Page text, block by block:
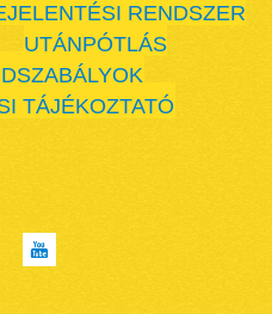
RENDSZER
UTÁNPÓTLÁS
TÁJÉKOZTATÓ